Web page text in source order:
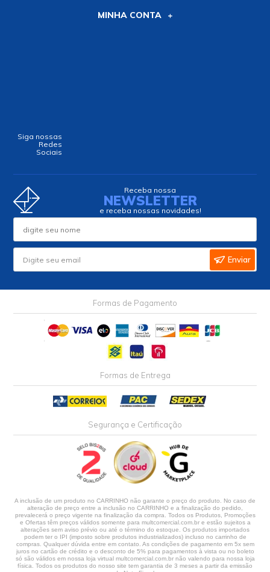
MINHA CONTA
Siga nossas
Redes
Sociais
Receba nossa
NEWSLETTER
e receba nossas novidades!
Enviar
Formas de Pagamento
Formas de Entrega
Segurança e Certificação
A inclusão de um produto no CARRINHO não garante o preço do produto. No caso de
alteração de preço entre a inclusão no CARRINHO e a finalização do pedido,
prevalecerá o preço vigente na finalização da compra. Todos os Produtos, Promoções
e Ofertas têm preços válidos somente para multcomercial.com.br e estão sujeitos a
alterações sem aviso prévio ou até o término do estoque. Os produtos importados
podem ter o IPI (imposto sobre produtos industrializados) incluso no carrinho de
compras. Qualquer dúvida entre em contato. As condições de pagamento em 5x sem
juros no cartão de crédito e o desconto de 5% para pagamentos à vista ou no boleto
só são válidos em nossa loja virtual multcomercial.com.br não valendo para nossa loja
física. Todos os produtos do nosso site tem garantia de 3 meses a partir da emissão